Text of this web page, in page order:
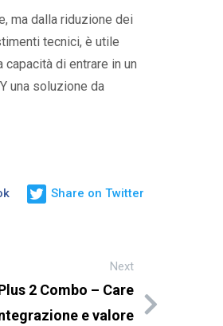
ma dalla riduzione dei
tecnici, è utile
capacità di entrare in un
una soluzione da
Share on Twitter
Next
2 Combo – Care
e valore